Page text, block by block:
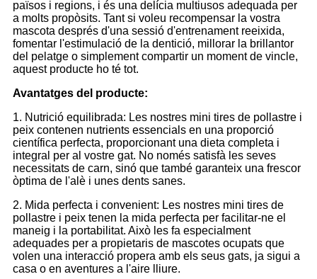
països i regions, i és una delícia multiusos adequada per
a molts propòsits. Tant si voleu recompensar la vostra
mascota després d'una sessió d'entrenament reeixida,
fomentar l'estimulació de la dentició, millorar la brillantor
del pelatge o simplement compartir un moment de vincle,
aquest producte ho té tot.
Avantatges del producte:
1. Nutrició equilibrada: Les nostres mini tires de pollastre i
peix contenen nutrients essencials en una proporció
científica perfecta, proporcionant una dieta completa i
integral per al vostre gat. No només satisfà les seves
necessitats de carn, sinó que també garanteix una frescor
òptima de l'alè i unes dents sanes.
2. Mida perfecta i convenient: Les nostres mini tires de
pollastre i peix tenen la mida perfecta per facilitar-ne el
maneig i la portabilitat. Això les fa especialment
adequades per a propietaris de mascotes ocupats que
volen una interacció propera amb els seus gats, ja sigui a
casa o en aventures a l'aire lliure.